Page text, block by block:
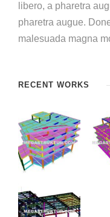
libero, a pharetra
pharetra augue.
malesuada magna
RECENT WORKS